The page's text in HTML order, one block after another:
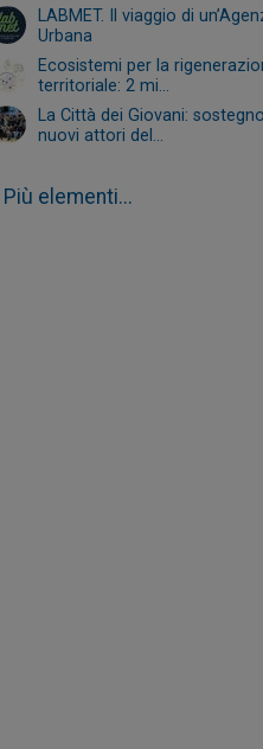
LABMET. Il viaggio di
Urbana
Ecosistemi per la
territoriale: 2 mi...
La Città dei Giovani:
nuovi attori del...
Più elementi...